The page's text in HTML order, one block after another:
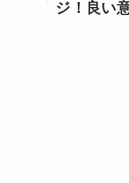
ジ！良い